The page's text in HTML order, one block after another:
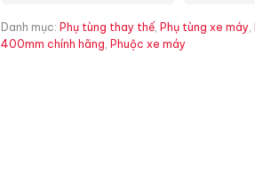
Danh mục: Phụ tùng thay thế, Phụ tùng xe máy,
400mm chính hãng, Phuộc xe máy